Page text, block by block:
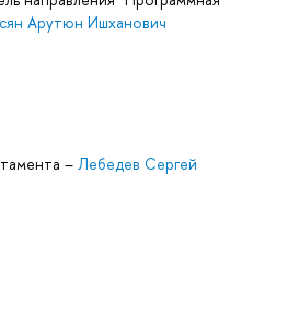
Арутюн Ишханович
– Лебедев Сергей